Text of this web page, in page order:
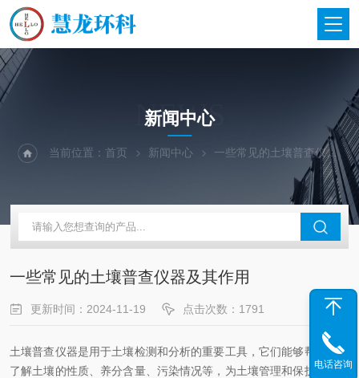
NEWS
新闻中心
当前位置：首页 新闻中心 一些常见的土壤普查仪器及其作用
一些常见的土壤普查仪器及其作用
更新时间：2024-11-19 点击次数：1791
土壤普查仪器是用于土壤检测和分析的重要工具，它们能够帮助我们
了解土壤的性质、养分含量、污染情况等，为土壤管理和保护提供科
电话咨询